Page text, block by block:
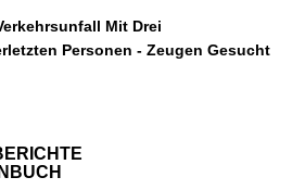
Mit Drei
Personen - Zeugen Gesucht